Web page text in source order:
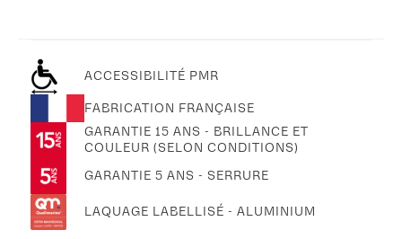
ACCESSIBILITÉ PMR
FABRICATION FRANÇAISE
GARANTIE 15 ANS - BRILLANCE ET
COULEUR (SELON CONDITIONS)
GARANTIE 5 ANS - SERRURE
LAQUAGE LABELLISÉ - ALUMINIUM